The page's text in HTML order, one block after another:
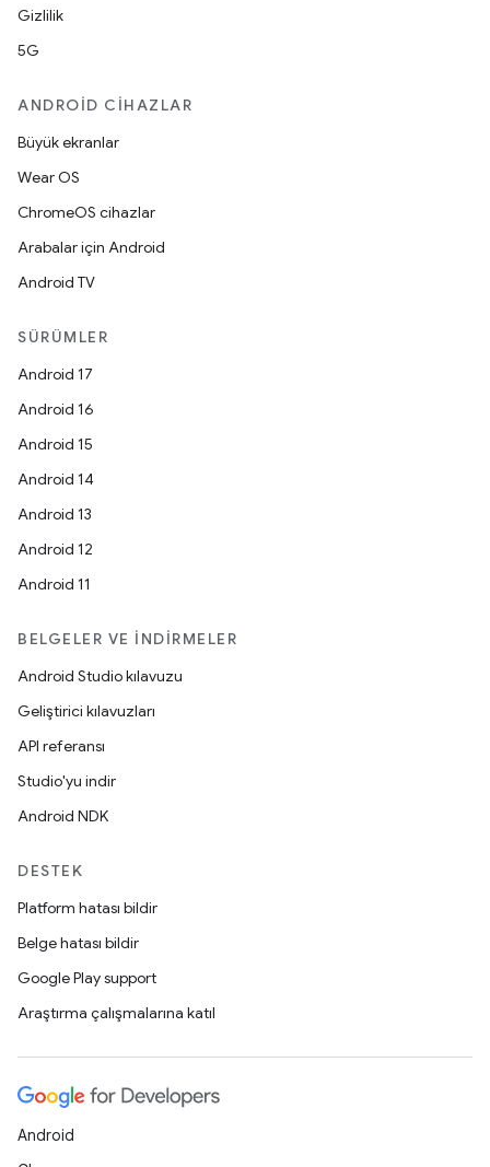
Gizlilik
5G
ANDROID CIHAZLAR
Büyük ekranlar
Wear OS
ChromeOS cihazlar
Arabalar için Android
Android TV
SÜRÜMLER
Android 17
Android 16
Android 15
Android 14
Android 13
Android 12
Android 11
BELGELER VE İNDIRMELER
Android Studio kılavuzu
Geliştirici kılavuzları
API referansı
Studio'yu indir
Android NDK
DESTEK
Platform hatası bildir
Belge hatası bildir
Google Play support
Araştırma çalışmalarına katıl
Android